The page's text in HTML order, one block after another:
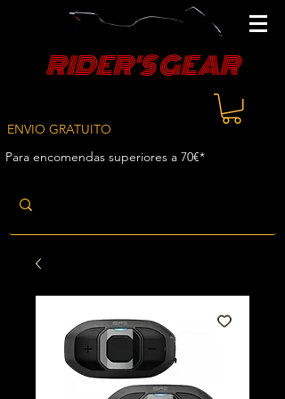
RIDER'S GEAR
ENVIO GRATUITO
Para encomendas superiores a 70€*